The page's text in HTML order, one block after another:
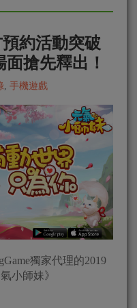
預約活動突破
搶先釋出！
手機遊戲
獨家代理的2019
小師妹》